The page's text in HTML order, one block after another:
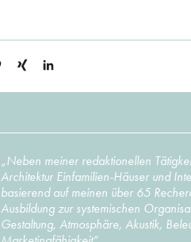
„Neben meiner redaktionellen
Architektur Einfamilien-Häuser und
basierend auf meinen über 65
Ausbildung zur systemischen
Gestaltung, Atmosphäre, Akustik,